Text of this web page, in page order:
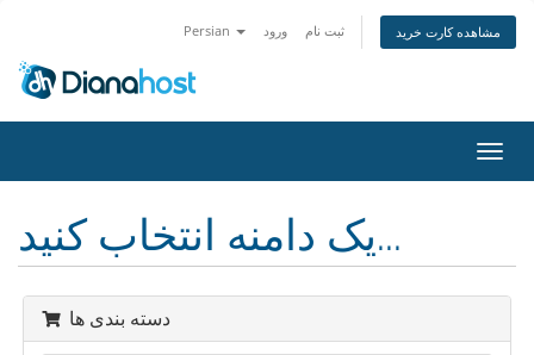
Persian ورود ثبت نام مشاهده کارت خرید
تغییر
یک دامنه انتخاب کنید...
دسته بندی ها